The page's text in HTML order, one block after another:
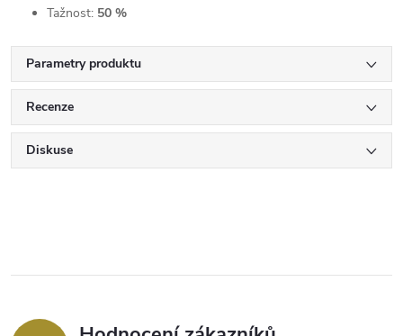
Tažnost: 50 %
Parametry produktu
Recenze
Diskuse